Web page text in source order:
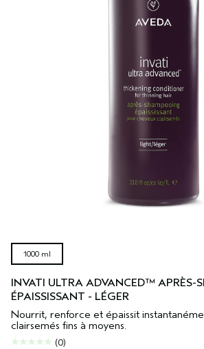
1000 ml
INVATI ULTRA ADVANCED™ APRÈS-
ÉPAISSISSANT - LÉGER
Nourrit, renforce et épaissit
clairsemés fins à moyens.
(0)